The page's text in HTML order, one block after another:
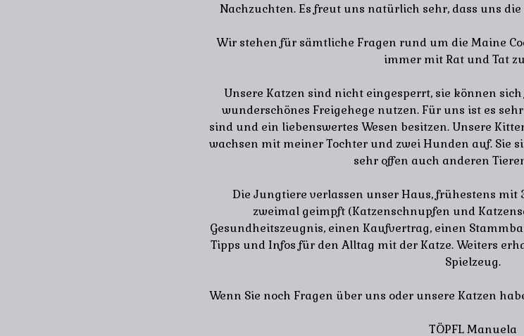
Nachzuchten. Es freut uns natürlich sehr, dass uns
Wir stehen für sämtliche Fragen rund um die Maine
immer mit Rat und Tat
Unsere Katzen sind nicht eingesperrt, sie können
wunderschönes Freigehege nutzen. Für uns ist es
sind und ein liebenswertes Wesen besitzen. Unsere
wachsen mit meiner Tochter und zwei Hunden auf. Sie
sehr offen auch anderen
Die Jungtiere verlassen unser Haus, frühestens mit
zweimal geimpft (Katzenschnupfen und
Gesundheitszeugnis, einen Kaufvertrag, einen
Tipps und Infos für den Alltag mit der Katze. Weiters
Spielzeug.
Wenn Sie noch Fragen über uns oder unsere Katzen
TÖPFL Manuela